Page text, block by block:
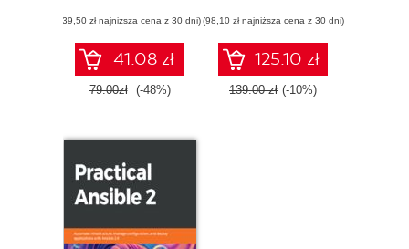
konfiguracją i
wdrażanie aplikacji
(39,50 zł najniższa cena z 30 dni)
41.08 zł
79.00zł (-48%)
configuration, and
deploy applications
- Second Edition
(98,10 zł najniższa cena z 30 dni)
125.10 zł
139.00 zł (-10%)